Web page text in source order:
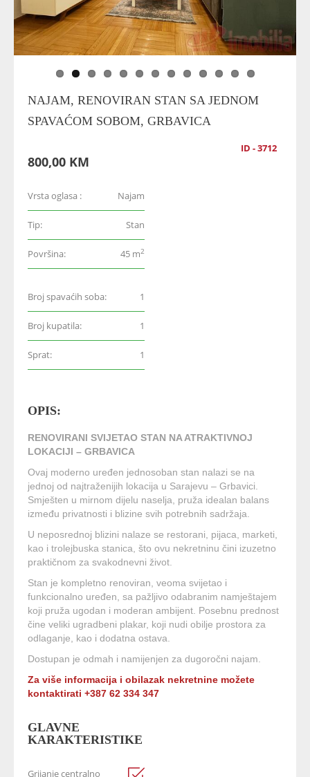
NAJAM, RENOVIRAN STAN SA JEDNOM
SPAVAĆOM SOBOM, GRBAVICA
ID - 3712
800,00 KM
Vrsta oglasa : Najam
Tip: Stan
Površina: 45 m2
Broj spavaćih soba: 1
Broj kupatila: 1
Sprat: 1
OPIS:
RENOVIRANI SVIJETAO STAN NA ATRAKTIVNOJ
LOKACIJI – GRBAVICA
Ovaj moderno uređen jednosoban stan nalazi se na
jednoj od najtraženijih lokacija u Sarajevu – Grbavici.
Smješten u mirnom dijelu naselja, pruža idealan balans
između privatnosti i blizine svih potrebnih sadržaja.
U neposrednoj blizini nalaze se restorani, pijaca, marketi,
kao i trolejbuska stanica, što ovu nekretninu čini izuzetno
praktičnom za svakodnevni život.
Stan je kompletno renoviran, veoma svijetao i
funkcionalno uređen, sa pažljivo odabranim namještajem
koji pruža ugodan i moderan ambijent. Posebnu prednost
čine veliki ugradbeni plakar, koji nudi obilje prostora za
odlaganje, kao i dodatna ostava.
Dostupan je odmah i namijenjen za dugoročni najam.
Za više informacija i obilazak nekretnine možete
kontaktirati +387 62 334 347
GLAVNE
KARAKTERISTIKE
Grijanje centralno